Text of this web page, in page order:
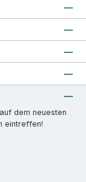
dem neuesten
eintreffen!